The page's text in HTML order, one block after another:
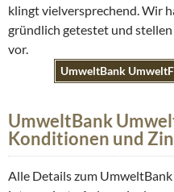
klingt vielversprechend. Wir
gründlich getestet und
vor.
UmweltBank
UmweltBank
Konditionen und
Alle Details zum